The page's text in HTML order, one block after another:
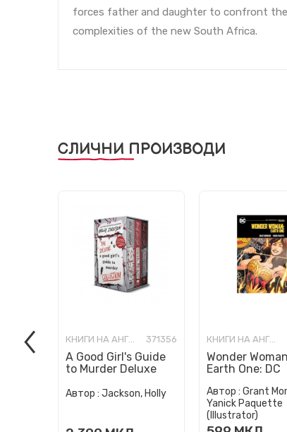
forces father and daughter to confront
complexities of the new South Africa.
СЛИЧНИ ПРОИЗВОДИ
КНИГИ НА АНГЛИСКИ ЈАЗИК 371356
A Good Girl's Guide
to Murder Deluxe
Set: Special Deluxe
Автор : Jackson, Holly
КНИГИ НА АНГЛИСКИ ЈАЗИК
Wonder
Earth One: DC
Edition
Автор : Grant
Yanick Paquette
(Illustrator)